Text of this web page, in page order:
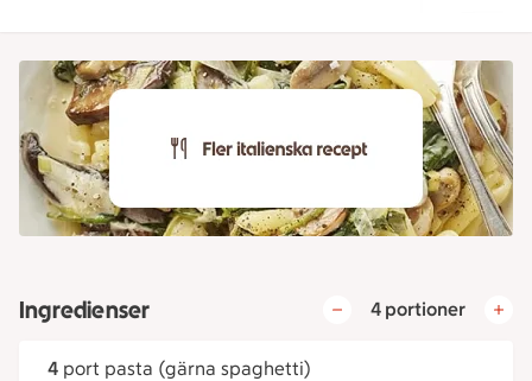
Ingredienser 4 portioner
4 port pasta (gärna spaghetti)